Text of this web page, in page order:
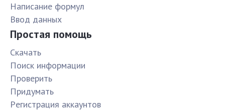
Написание формул
Ввод данных
Простая помощь
Скачать
Поиск информации
Проверить
Придумать
Pегистрация аккаунтов